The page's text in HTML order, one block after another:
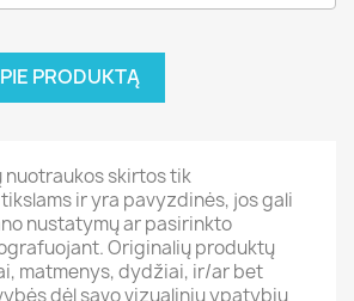
PRODUKTĄ
nuotraukos skirtos tik
ir yra pavyzdinės, jos gali
nustatymų ar pasirinkto
Originalių produktų
matmenys, dydžiai, ir/ar bet
dėl savo vizualinių ypatybių